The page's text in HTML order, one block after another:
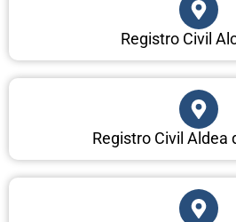
Registro Civil
Registro Civil Aldea